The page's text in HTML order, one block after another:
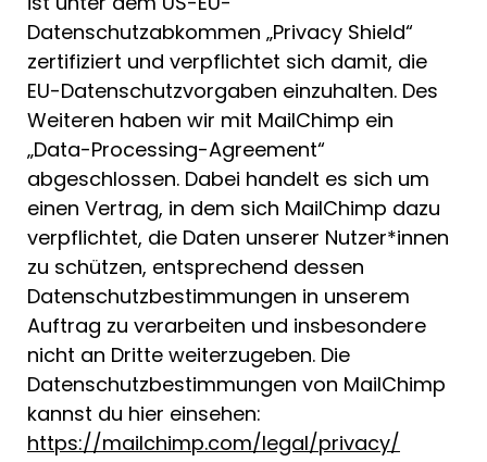
Datenschutzabkommen „Privacy Shield“
zertifiziert und verpflichtet sich damit, die
EU-Datenschutzvorgaben einzuhalten. Des
Weiteren haben wir mit MailChimp ein
„Data-Processing-Agreement“
abgeschlossen. Dabei handelt es sich um
einen Vertrag, in dem sich MailChimp dazu
verpflichtet, die Daten unserer Nutzer*innen
zu schützen, entsprechend dessen
Datenschutzbestimmungen in unserem
Auftrag zu verarbeiten und insbesondere
nicht an Dritte weiterzugeben. Die
Datenschutzbestimmungen von MailChimp
kannst du hier einsehen:
https://mailchimp.com/legal/privacy/